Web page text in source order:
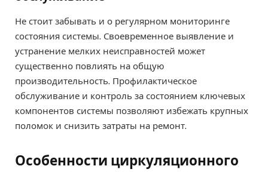
Не стоит забывать и о регулярном мониторинге
состояния системы. Своевременное выявление и
устранение мелких неисправностей может
существенно повлиять на общую
производительность. Профилактическое
обслуживание и контроль за состоянием ключевых
компонентов системы позволяют избежать крупных
поломок и снизить затраты на ремонт.
Особенности циркуляционного